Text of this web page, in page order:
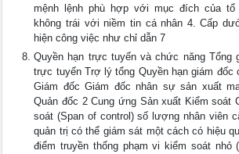
mệnh lệnh phù hợp với mục đích của
không trái với niềm tin cá nhân 4. Cấp
hiện công việc như chỉ dẫn 7
Quyền hạn trực tuyến và chức năng Tổng
trực tuyến Trợ lý tổng Quyền hạn giám đốc
Giám đốc Giám đốc nhân sự sản xuất
Quản đốc 2 Cung ứng Sản xuất Kiểm soát
soát (Span of control) số lượng nhân viên
quản trị có thể giám sát một cách có hiệu
điểm truyền thống phạm vi kiểm soát nhỏ